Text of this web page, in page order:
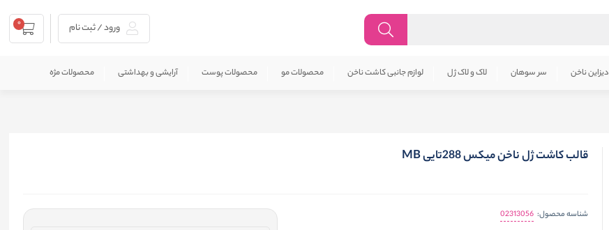
ورود / ثبت نام 0
دیزاین ناخن سر سوهان لاک و لاک ژل لوازم جانبی کاشت ناخن محصولات مو محصولات پوست آرایشی و بهداشتی محصولات مژه
قالب کاشت ژل ناخن میکس 288تایی MB
شناسه محصول: 02313056